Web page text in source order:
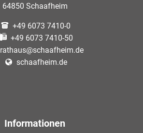
64850 Schaafheim
+49 6073 7410-0
+49 6073 7410-50
rathaus@schaafheim.de
schaafheim.de
Informationen